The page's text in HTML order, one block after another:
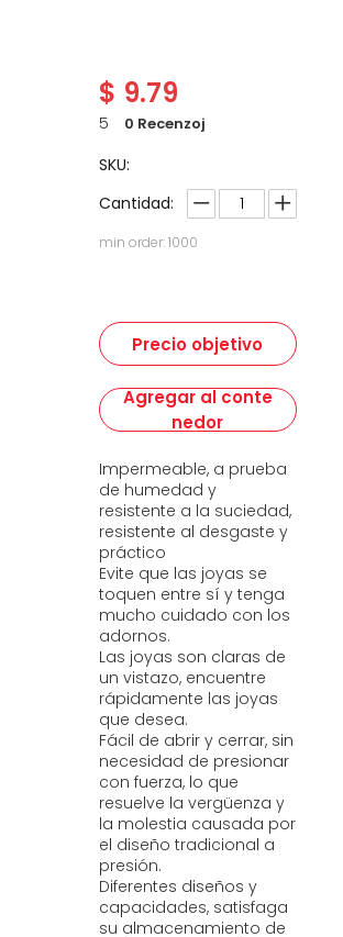
$ 9.79
5 0 Recenzoj
SKU:
Cantidad:
min order: 1000
Precio objetivo
Agregar al conte
nedor
Impermeable, a prueba
de humedad y
resistente a la suciedad,
resistente al desgaste y
práctico
Evite que las joyas se
toquen entre sí y tenga
mucho cuidado con los
adornos.
Las joyas son claras de
un vistazo, encuentre
rápidamente las joyas
que desea.
Fácil de abrir y cerrar, sin
necesidad de presionar
con fuerza, lo que
resuelve la vergüenza y
la molestia causada por
el diseño tradicional a
presión.
Diferentes diseños y
capacidades, satisfaga
su almacenamiento de